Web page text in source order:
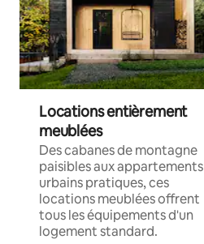
Locations entièrement
meublées
Des cabanes de montagne
paisibles aux appartements
urbains pratiques, ces
locations meublées offrent
tous les équipements d'un
logement standard.